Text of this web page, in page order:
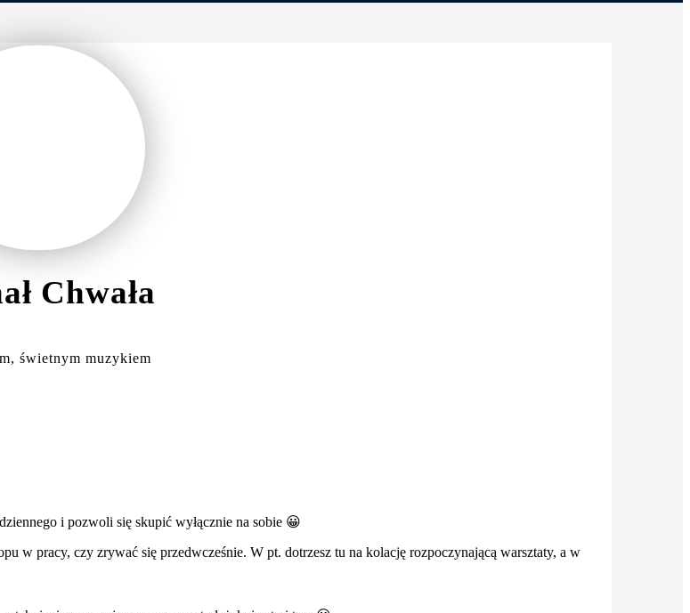
Chwała
świetnym muzykiem
i pozwoli się skupić wyłącznie na sobie 😀
w pracy, czy zrywać się przedwcześnie. W pt. dotrzesz tu na kolację rozpoczynającą warsztaty, a w